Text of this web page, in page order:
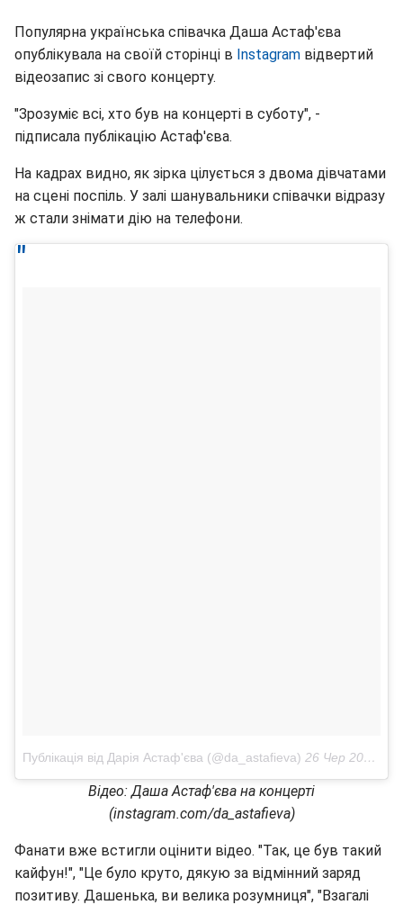
Популярна українська співачка Даша Астаф'єва
опублікувала на своїй сторінці в Instagram відвертий
відеозапис зі свого концерту.
"Зрозуміє всі, хто був на концерті в суботу", -
підписала публікацію Астаф'єва.
На кадрах видно, як зірка цілується з двома дівчатами
на сцені поспіль. У залі шанувальники співачки відразу
ж стали знімати дію на телефони.
Публікація від Дарія Астаф'єва (@da_astafieva) 26 Чер 2018 в 11:24 PDT
Відео: Даша Астаф'єва на концерті
(instagram.com/da_astafieva)
Фанати вже встигли оцінити відео. "Так, це був такий
кайфун!", "Це було круто, дякую за відмінний заряд
позитиву. Дашенька, ви велика розумниця", "Взагалі